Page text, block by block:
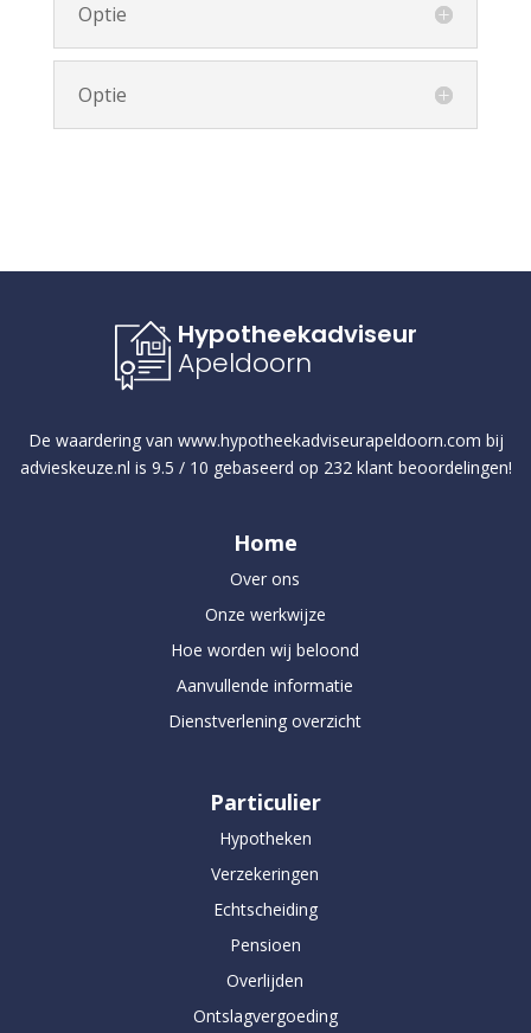
Optie
Optie
Hypotheekadviseur
Apeldoorn
De waardering van www.hypotheekadviseurapeldoorn.com bij
advieskeuze.nl is 9.5 / 10 gebaseerd op 232klant beoordelingen!
Home
Over ons
Onze werkwijze
Hoe worden wij beloond
Aanvullende informatie
Dienstverlening overzicht
Particulier
Hypotheken
Verzekeringen
Echtscheiding
Pensioen
Overlijden
Ontslagvergoeding